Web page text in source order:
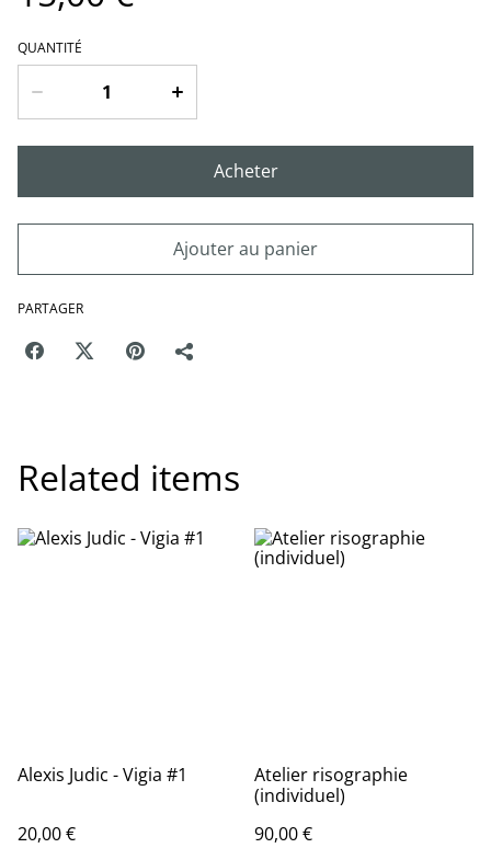
QUANTITÉ
Acheter
Ajouter au panier
PARTAGER
Related items
Alexis Judic - Vigia #1
20,00 €
Atelier risographie
(individuel)
90,00 €